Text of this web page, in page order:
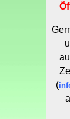
(